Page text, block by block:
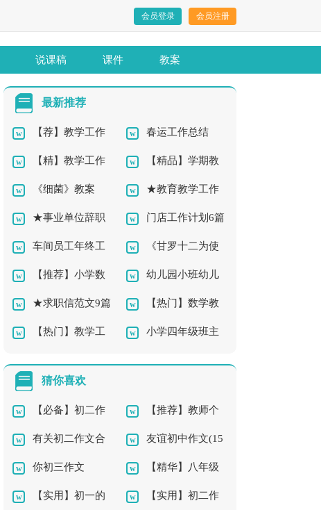
会员登录 会员注册
说课稿 课件 教案
最新推荐
【荐】教学工作
总结10篇
春运工作总结
【精】教学工作
总结12篇
【精品】学期教
师工作总结4篇
《细菌》教案 ★教育教学工作
总结11篇
★事业单位辞职
报告10篇
门店工作计划6篇
车间员工年终工
作总结7篇
《甘罗十二为使
臣》教案
【推荐】小学数
学教学工作总结
幼儿园小班幼儿
教学总结4篇
★求职信范文9篇 【热门】数学教
师教学总结汇编7篇
【热门】教学工 小学四年级班主
猜你喜欢
【必备】初二作
文3篇
【推荐】教师个
人工作计划11篇
有关初二作文合
集10篇
友谊初中作文(15
篇)
你初三作文 【精华】八年级
作文10篇
【实用】初一的 【实用】初二作